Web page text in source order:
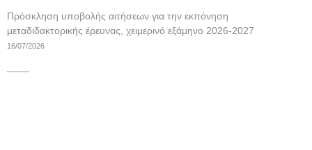
Πρόσκληση υποβολής αιτήσεων για την εκπόνηση
μεταδιδακτορικής έρευνας, χειμερινό εξάμηνο 2026-2027
16/07/2026